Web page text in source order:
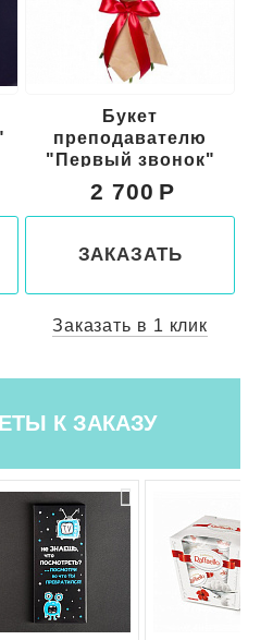
Букет
преподавателю
"Первый звонок"
2 700
ЗАКАЗАТЬ
Заказать в 1 клик
К ЗАКАЗУ